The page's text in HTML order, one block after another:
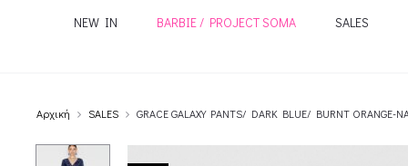
NEW IN BARBIE / PROJECT SOMA SALES
Αρχική SALES GRACE GALAXY PANTS/ DARK BLUE/ BURNT ORANGE-